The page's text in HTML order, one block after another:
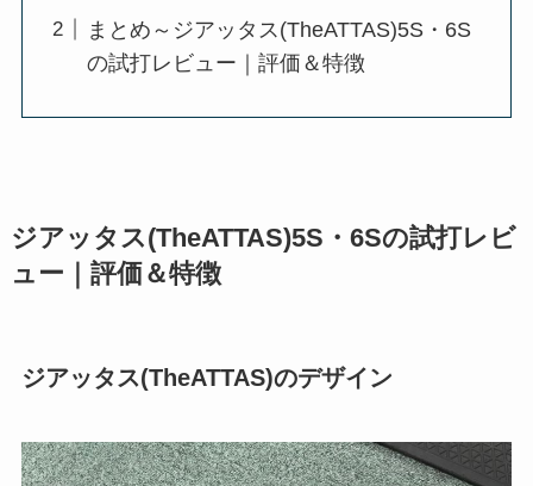
まとめ～ジアッタス(TheATTAS)5S・6S
の試打レビュー｜評価＆特徴
ジアッタス(TheATTAS)5S・6Sの試打レビ
ュー｜評価＆特徴
ジアッタス(TheATTAS)のデザイン